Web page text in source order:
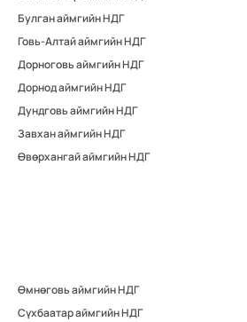
Булган аймгийн НДГ
Говь-Алтай аймгийн НДГ
Дорноговь аймгийн НДГ
Дорнод аймгийн НДГ
Дундговь аймгийн НДГ
Завхан аймгийн НДГ
Өвөрхангай аймгийн НДГ
Өмнөговь аймгийн НДГ
Сүхбаатар аймгийн НДГ